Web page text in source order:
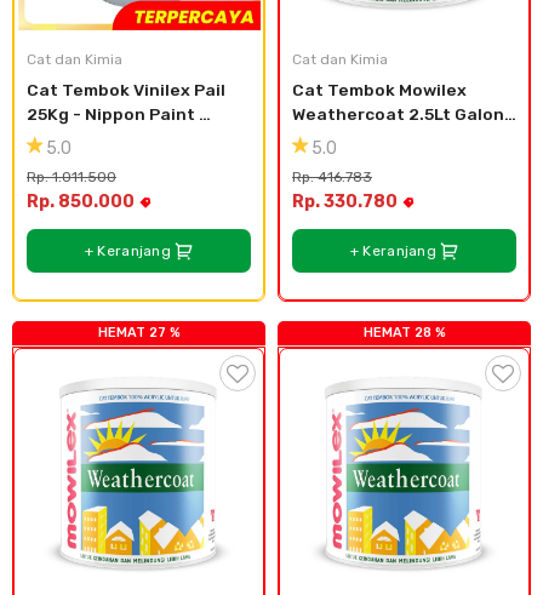
Plafon & Partisi
Sanitari & Aksesorisnya
Peralatan & Perkakas
Aksesoris Perabot
Scaffolding
Konstruksi
Atap & Lantai
Cat dan Kimia
Material Alam
Besi Profil & Plat
Besi Profil & Baja
Semen & Sejenisnya
Sistem Elektrikal
Pompa dan Pipa
Cat dan Kimia
Cat Tembok Vinilex Pail
25Kg - Nippon Paint
Vinilex - 300 WHITE
5.0
Rp. 1.011.500
Rp. 850.000
+ Keranjang
Cat dan Kimia
Cat Tembok Mowilex
Weathercoat 2.5Lt Galon
Plastik - Lake Stone
5.0
Rp. 416.783
Rp. 330.780
+ Keranjang
HEMAT 27 % HEMAT 28 %